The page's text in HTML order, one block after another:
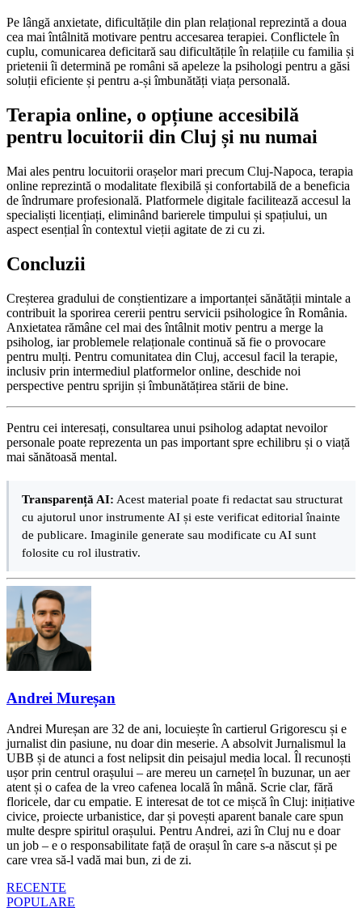
Pe lângă anxietate, dificultățile din plan relațional reprezintă a doua
cea mai întâlnită motivare pentru accesarea terapiei. Conflictele în
cuplu, comunicarea deficitară sau dificultățile în relațiile cu familia și
prietenii îi determină pe români să apeleze la psihologi pentru a găsi
soluții eficiente și pentru a-și îmbunătăți viața personală.
Terapia online, o opțiune accesibilă
pentru locuitorii din Cluj și nu numai
Mai ales pentru locuitorii orașelor mari precum Cluj-Napoca, terapia
online reprezintă o modalitate flexibilă și confortabilă de a beneficia
de îndrumare profesională. Platformele digitale facilitează accesul la
specialiști licențiați, eliminând barierele timpului și spațiului, un
aspect esențial în contextul vieții agitate de zi cu zi.
Concluzii
Creșterea gradului de conștientizare a importanței sănătății mintale a
contribuit la sporirea cererii pentru servicii psihologice în România.
Anxietatea rămâne cel mai des întâlnit motiv pentru a merge la
psiholog, iar problemele relaționale continuă să fie o provocare
pentru mulți. Pentru comunitatea din Cluj, accesul facil la terapie,
inclusiv prin intermediul platformelor online, deschide noi
perspective pentru sprijin și îmbunătățirea stării de bine.
Pentru cei interesați, consultarea unui psiholog adaptat nevoilor
personale poate reprezenta un pas important spre echilibru și o viață
mai sănătoasă mental.
Transparență AI: Acest material poate fi redactat sau structurat
cu ajutorul unor instrumente AI și este verificat editorial înainte
de publicare. Imaginile generate sau modificate cu AI sunt
folosite cu rol ilustrativ.
Andrei Mureșan
Andrei Mureșan are 32 de ani, locuiește în cartierul Grigorescu și e
jurnalist din pasiune, nu doar din meserie. A absolvit Jurnalismul la
UBB și de atunci a fost nelipsit din peisajul media local. Îl recunoști
ușor prin centrul orașului – are mereu un carnețel în buzunar, un aer
atent și o cafea de la vreo cafenea locală în mână. Scrie clar, fără
floricele, dar cu empatie. E interesat de tot ce mișcă în Cluj: inițiative
civice, proiecte urbanistice, dar și povești aparent banale care spun
multe despre spiritul orașului. Pentru Andrei, azi în Cluj nu e doar
un job – e o responsabilitate față de orașul în care s-a născut și pe
care vrea să-l vadă mai bun, zi de zi.
RECENTE
POPULARE